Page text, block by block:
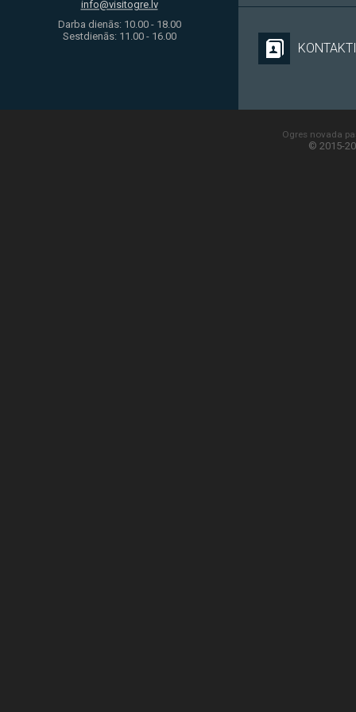
info@visitogre.lv
Darba dienās: 10.00 - 18.00
Sestdienās: 11.00 - 16.00
KONTAKTI
Ogres novada
© 2015-